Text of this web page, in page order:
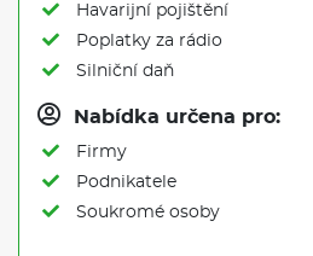
Havarijní pojištění
Poplatky za rádio
Silniční daň
Nabídka určena pro:
Firmy
Podnikatele
Soukromé osoby